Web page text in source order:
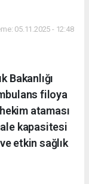
05.11.2025 - 12:48
Bakanlığı
filoya
ataması
kapasitesi
etkin sağlık